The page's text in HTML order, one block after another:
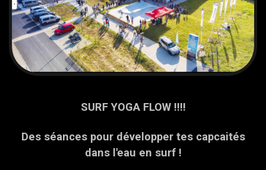
SURF YOGA FLOW !!!!
Des séances pour développer tes capcaités
dans l'eau en surf !